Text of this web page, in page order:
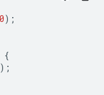
);
{
);